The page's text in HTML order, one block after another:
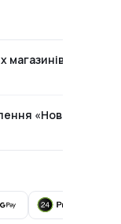
магазинів
«Нова Пошта»